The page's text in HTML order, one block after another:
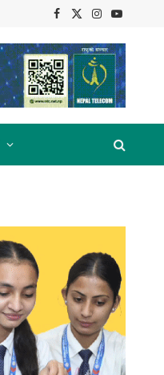
Facebook
X
Instagram
YouTube